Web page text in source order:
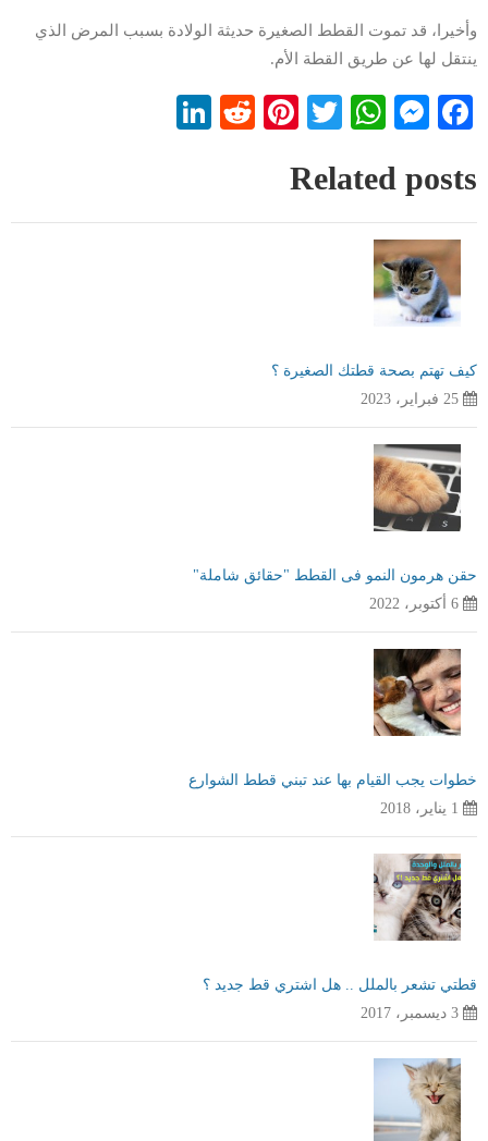
وأخيرا، قد تموت القطط الصغيرة حديثة الولادة بسبب المرض الذي
ينتقل لها عن طريق القطة الأم.
Facebook
Messenger
WhatsApp
Twitter
Pinterest
Reddit
Related posts
كيف تهتم بصحة قطتك الصغيرة ؟
25 فبراير، 2023
حقن هرمون النمو فى القطط "حقائق شاملة"
6 أكتوبر، 2022
خطوات يجب القيام بها عند تبني قطط الشوارع
1 يناير، 2018
قطتي تشعر بالملل .. هل اشتري قط جديد ؟
3 ديسمبر، 2017